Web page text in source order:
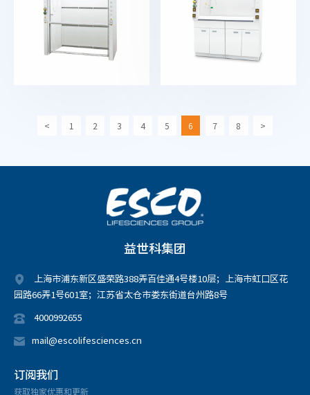
< 1 2 3 4 5 6 7 8 >
益世科集团
上海市浦东新区盛荣路388弄百佳通4号楼10层；上海市虹口区花
园路66弄1号601室；江苏省太仓市娄东街道台州路8号
4000992655
mail@escolifesciences.cn
订阅我们
获取独家优惠和更新